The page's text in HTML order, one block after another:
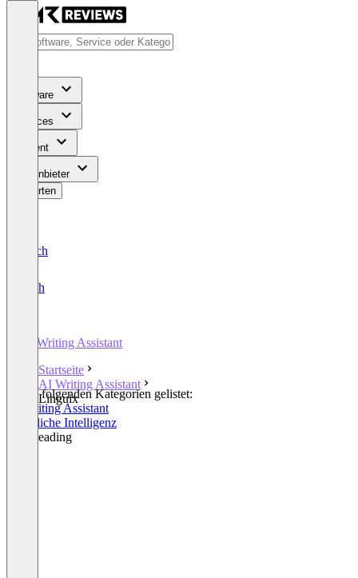
Software
Services
Content
Für Anbieter
Bewerten
Deutsch
English
AI Writing Assistant
Startseite
AI Writing Assistant
Linguix
In den folgenden Kategorien gelistet:
AI Writing Assistant
Künstliche Intelligenz
Proofreading